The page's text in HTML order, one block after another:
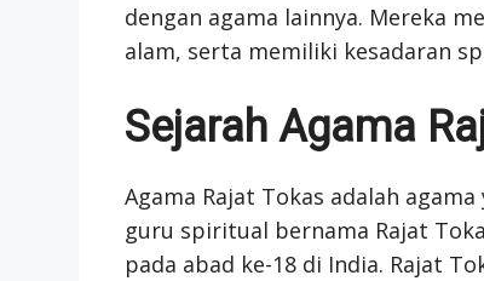
dengan agama lainnya. Mereka
alam, serta memiliki kesadaran
Sejarah Agama
Agama Rajat Tokas adalah
guru spiritual bernama Rajat
pada abad ke-18 di India. Rajat